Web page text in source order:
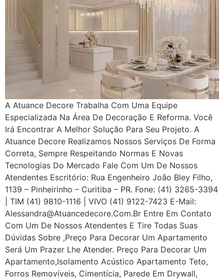
A Atuance Decore Trabalha Com Uma Equipe
Especializada Na Área De Decoração E Reforma. Você
Irá Encontrar A Melhor Solução Para Seu Projeto. A
Atuance Decore Realizamos Nossos Serviços De Forma
Correta, Sempre Respeitando Normas E Novas
Tecnologias Do Mercado Fale Com Um De Nossos
Atendentes Escritório: Rua Engenheiro João Bley Filho,
1139 – Pinheirinho – Curitiba – PR. Fone: (41) 3265-3394
| TIM (41) 9810-1116 | VIVO (41) 9122-7423 E-Mail:
Alessandra@atuancedecore.com.br Entre Em Contato
Com Um De Nossos Atendentes E Tire Todas Suas
Dúvidas Sobre ,Preço Para Decorar Um Apartamento
Será Um Prazer Lhe Atender. Preço Para Decorar Um
Apartamento,Isolamento Acústico Apartamento Teto,
Forros Removíveis, Cimentícia, Parede Em Drywall,